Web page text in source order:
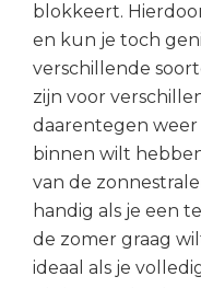
blokkeert.
en kun je toch
verschillende
zijn voor
daarentegen weer
binnen wilt
van de
handig als je een
de zomer graag
ideaal als je